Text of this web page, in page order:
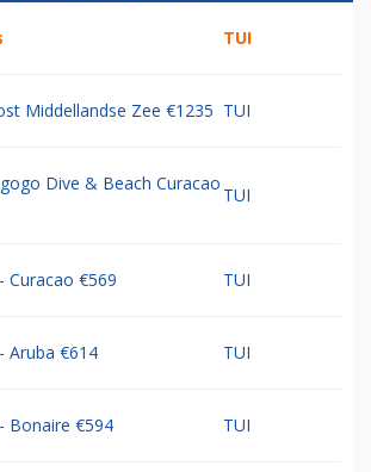
TUI
Middellandse Zee €1235 TUI
Dive & Beach Curacao
TUI
Curacao €569 TUI
Aruba €614 TUI
Bonaire €594 TUI